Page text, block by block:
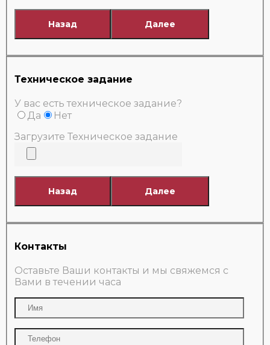
Назад Далее
Техническое задание
У вас есть техническое задание?
Да
Нет
Загрузите Техническое задание
Назад Далее
Контакты
Оставьте Ваши контакты и мы свяжемся с
Вами в течении часа